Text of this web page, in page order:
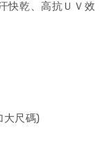
快乾、高抗ＵＶ效
大尺碼)